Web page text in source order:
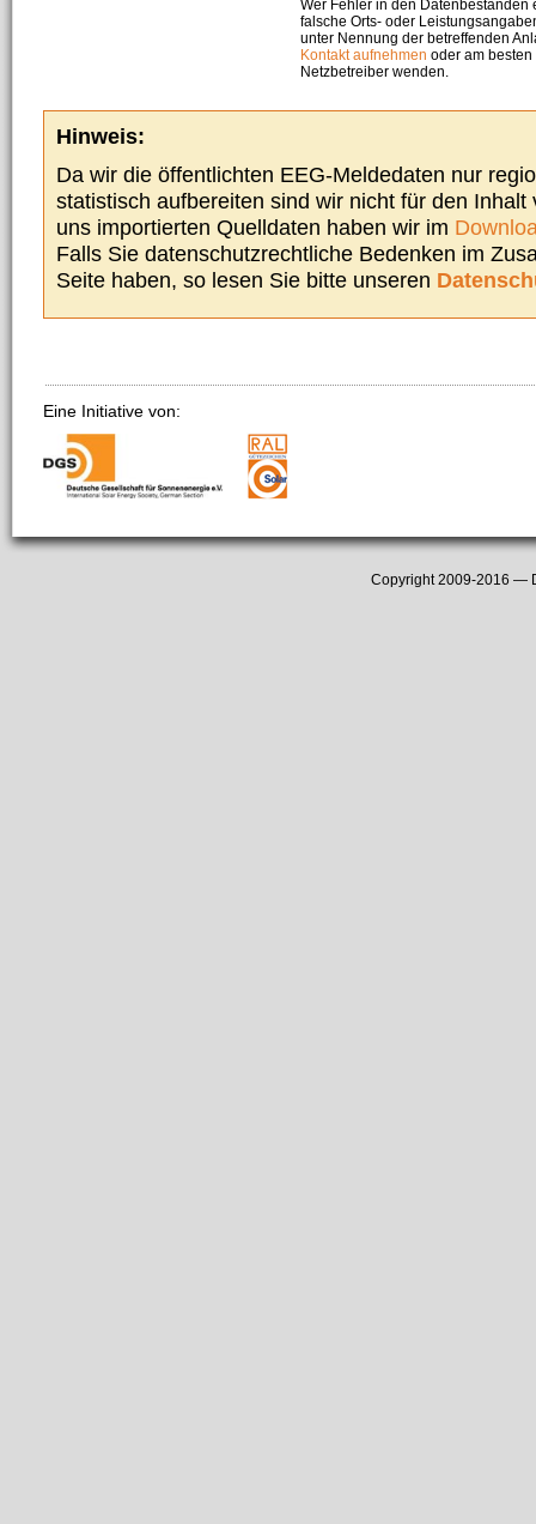
Wer Fehler in den Datenbeständen
falsche Orts- oder
unter Nennung der betreffenden
Kontakt aufnehmen oder am
Netzbetreiber wenden.
Hinweis:
Da wir die öffentlichten EEG-Meldedaten nur
statistisch aufbereiten sind wir nicht für den Inhalt
uns importierten Quelldaten haben wir im
Falls Sie datenschutzrechtliche Bedenken im
Seite haben, so lesen Sie bitte unseren
Eine Initiative von:
Copyright 2009-2016 —